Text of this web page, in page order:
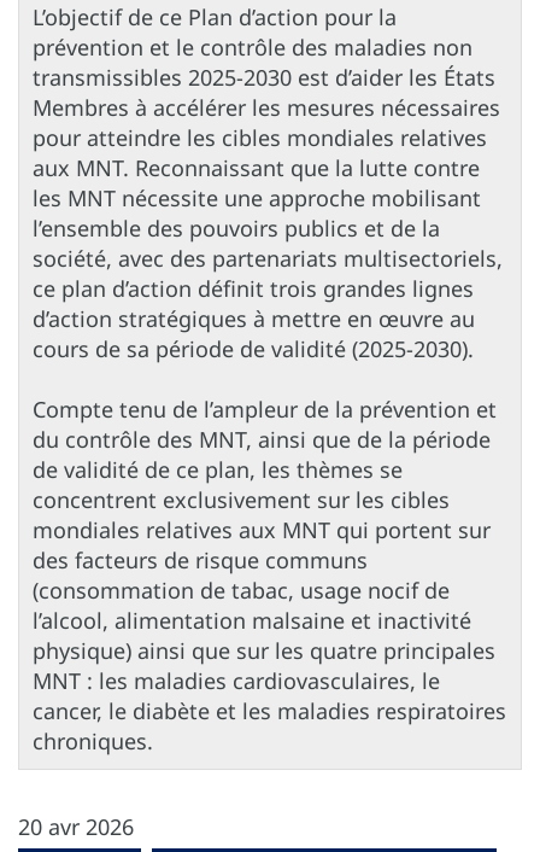
L’objectif de ce Plan d’action pour la
prévention et le contrôle des maladies non
transmissibles 2025-2030 est d’aider les États
Membres à accélérer les mesures nécessaires
pour atteindre les cibles mondiales relatives
aux MNT. Reconnaissant que la lutte contre
les MNT nécessite une approche mobilisant
l’ensemble des pouvoirs publics et de la
société, avec des partenariats multisectoriels,
ce plan d’action définit trois grandes lignes
d’action stratégiques à mettre en œuvre au
cours de sa période de validité (2025-2030).
Compte tenu de l’ampleur de la prévention et
du contrôle des MNT, ainsi que de la période
de validité de ce plan, les thèmes se
concentrent exclusivement sur les cibles
mondiales relatives aux MNT qui portent sur
des facteurs de risque communs
(consommation de tabac, usage nocif de
l’alcool, alimentation malsaine et inactivité
physique) ainsi que sur les quatre principales
MNT : les maladies cardiovasculaires, le
cancer, le diabète et les maladies respiratoires
chroniques.
20 avr 2026